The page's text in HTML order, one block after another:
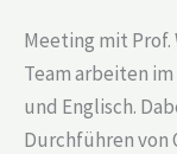
Meeting mit Prof.
Team arbeiten
und Englisch.
Durchführen von